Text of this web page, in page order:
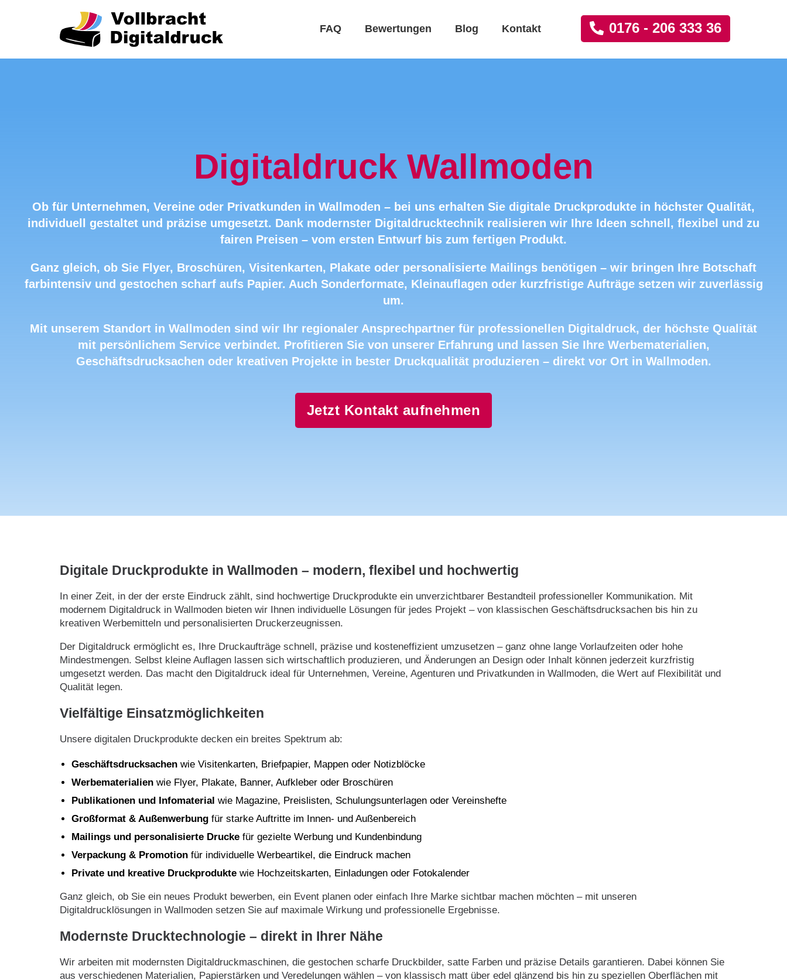
FAQ Bewertungen Blog Kontakt 0176 - 206 333 36
Digitaldruck Wallmoden
Ob für Unternehmen, Vereine oder Privatkunden in Wallmoden – bei uns erhalten Sie digitale Druckprodukte in höchster Qualität,
individuell gestaltet und präzise umgesetzt. Dank modernster Digitaldrucktechnik realisieren wir Ihre Ideen schnell, flexibel und zu
fairen Preisen – vom ersten Entwurf bis zum fertigen Produkt.
Ganz gleich, ob Sie Flyer, Broschüren, Visitenkarten, Plakate oder personalisierte Mailings benötigen – wir bringen Ihre Botschaft
farbintensiv und gestochen scharf aufs Papier. Auch Sonderformate, Kleinauflagen oder kurzfristige Aufträge setzen wir zuverlässig
um.
Mit unserem Standort in Wallmoden sind wir Ihr regionaler Ansprechpartner für professionellen Digitaldruck, der höchste Qualität
mit persönlichem Service verbindet. Profitieren Sie von unserer Erfahrung und lassen Sie Ihre Werbematerialien,
Geschäftsdrucksachen oder kreativen Projekte in bester Druckqualität produzieren – direkt vor Ort in Wallmoden.
Jetzt Kontakt aufnehmen
Digitale Druckprodukte in Wallmoden – modern, flexibel und hochwertig
In einer Zeit, in der der erste Eindruck zählt, sind hochwertige Druckprodukte ein unverzichtbarer Bestandteil professioneller Kommunikation. Mit
modernem Digitaldruck in Wallmoden bieten wir Ihnen individuelle Lösungen für jedes Projekt – von klassischen Geschäftsdrucksachen bis hin zu
kreativen Werbemitteln und personalisierten Druckerzeugnissen.
Der Digitaldruck ermöglicht es, Ihre Druckaufträge schnell, präzise und kosteneffizient umzusetzen – ganz ohne lange Vorlaufzeiten oder hohe
Mindestmengen. Selbst kleine Auflagen lassen sich wirtschaftlich produzieren, und Änderungen an Design oder Inhalt können jederzeit kurzfristig
umgesetzt werden. Das macht den Digitaldruck ideal für Unternehmen, Vereine, Agenturen und Privatkunden in Wallmoden, die Wert auf Flexibilität und
Qualität legen.
Vielfältige Einsatzmöglichkeiten
Unsere digitalen Druckprodukte decken ein breites Spektrum ab:
Geschäftsdrucksachen wie Visitenkarten, Briefpapier, Mappen oder Notizblöcke
Werbematerialien wie Flyer, Plakate, Banner, Aufkleber oder Broschüren
Publikationen und Infomaterial wie Magazine, Preislisten, Schulungsunterlagen oder Vereinshefte
Großformat & Außenwerbung für starke Auftritte im Innen- und Außenbereich
Mailings und personalisierte Drucke für gezielte Werbung und Kundenbindung
Verpackung & Promotion für individuelle Werbeartikel, die Eindruck machen
Private und kreative Druckprodukte wie Hochzeitskarten, Einladungen oder Fotokalender
Ganz gleich, ob Sie ein neues Produkt bewerben, ein Event planen oder einfach Ihre Marke sichtbar machen möchten – mit unseren
Digitaldrucklösungen in Wallmoden setzen Sie auf maximale Wirkung und professionelle Ergebnisse.
Modernste Drucktechnologie – direkt in Ihrer Nähe
Wir arbeiten mit modernsten Digitaldruckmaschinen, die gestochen scharfe Druckbilder, satte Farben und präzise Details garantieren. Dabei können Sie
aus verschiedenen Materialien, Papierstärken und Veredelungen wählen – von klassisch matt über edel glänzend bis hin zu speziellen Oberflächen mit